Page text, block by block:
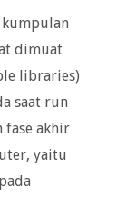
kumpulan
dimuat
libraries)
saat run
fase akhir
yaitu